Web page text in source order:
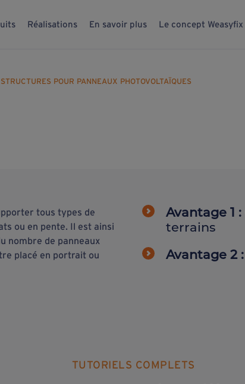
Réalisations En savoir plus Le concept Weasyfix
POUR PANNEAUX PHOTOVOLTAÏQUES
tous types de
ou en pente. Il est ainsi
nombre de panneaux
placé en portrait ou
Avantage 1 :
terrains
Avantage 2 :
TUTORIELS COMPLETS